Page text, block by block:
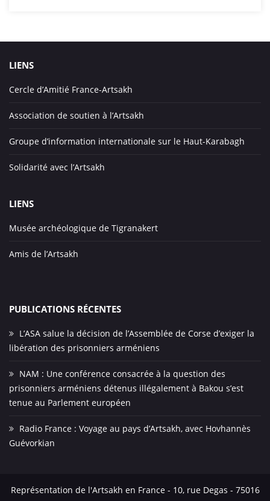
LIENS
Cercle d’Amitié France-Artsakh
Association de soutien à l’Artsakh
Groupe d’information internationale sur le Haut-Karabagh
Solidarité avec l’Artsakh
LIENS
Musée archéologique de Tigranakert
Amis de l’Artsakh
PUBLICATIONS RÉCENTES
L’ASA salue la décision de l’Assemblée de Corse d’exiger la
libération des prisonniers arméniens
NAM : Une conférence consacrée à la question des
prisonniers arméniens détenus illégalement à Bakou s’est
tenue au Parlement européen
Radio France : Voyage au pays d’Artsakh, avec Hovhannès
Guévorkian
Représentation de l'Artsakh en France - 10, rue Degas - 75016